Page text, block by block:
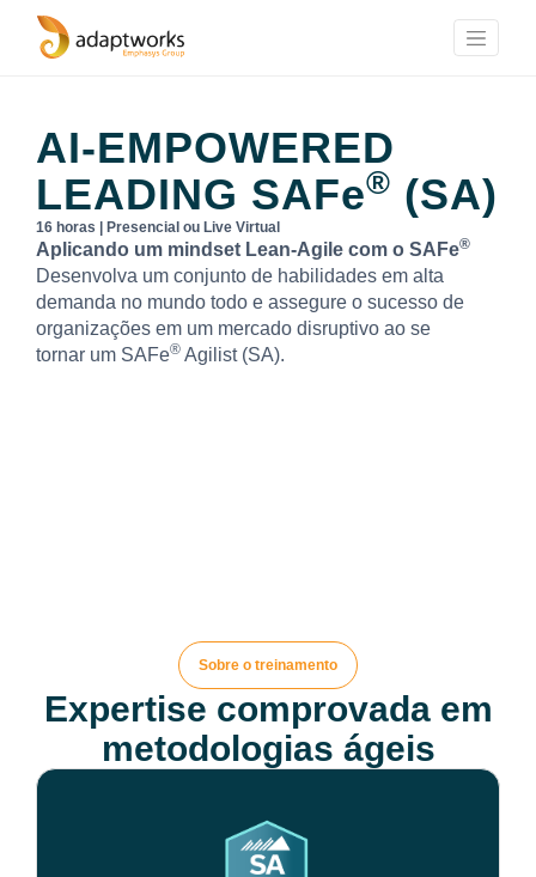
AI-EMPOWERED
LEADING SAFe® (SA)
16 horas | Presencial ou Live Virtual
Aplicando um mindset Lean-Agile com o SAFe®
Desenvolva um conjunto de habilidades em alta
demanda no mundo todo e assegure o sucesso de
organizações em um mercado disruptivo ao se
tornar um SAFe® Agilist (SA).
Sobre o treinamento
Expertise comprovada em
metodologias ágeis